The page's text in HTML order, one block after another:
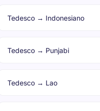
Tedesco → Indonesiano
Tedesco → Punjabi
Tedesco → Lao